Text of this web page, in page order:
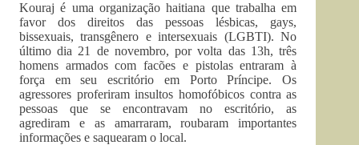
Kouraj é uma organização haitiana que trabalha em
favor dos direitos das pessoas lésbicas, gays,
bissexuais, transgênero e intersexuais (LGBTI). No
último dia 21 de novembro, por volta das 13h, três
homens armados com facões e pistolas entraram à
força em seu escritório em Porto Príncipe. Os
agressores proferiram insultos homofóbicos contra as
pessoas que se encontravam no escritório, as
agrediram e as amarraram, roubaram importantes
informações e saquearam o local.